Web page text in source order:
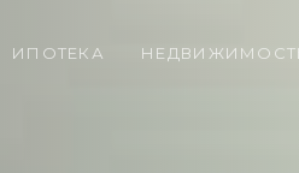
ИПОТЕКА